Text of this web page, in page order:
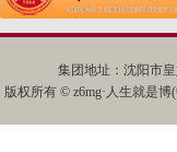
集团地址：沈阳市
版权所有 © z6mg·人生就是